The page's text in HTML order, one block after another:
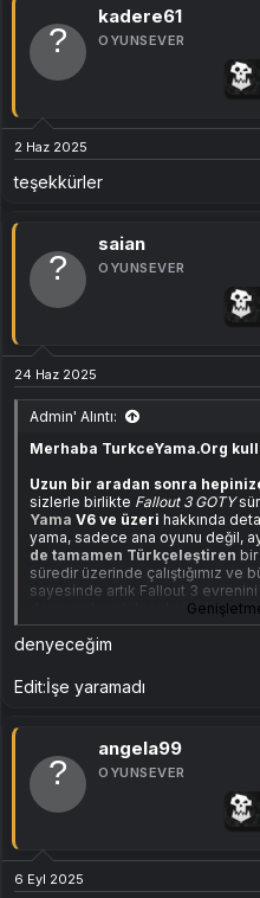
l
:
kadere61
OYUNSEVER
2 Haz 2025
teşekkürler
saian
OYUNSEVER
24 Haz 2025
Admin' Alıntı:
Merhaba TurkceYama.Org
Uzun bir aradan sonra
sizlerle birlikte Fallout 3 GOTY
Yama V6 ve üzeri hakkında
yama, sadece ana oyunu değil,
de tamamen Türkçeleştiren
süredir üzerinde çalıştığımız ve
sayesinde artık Fallout 3 evrenini
deneyimleyebileceksiniz!
Ekli dosyayı görüntüle 219
Yama,Epic Games, Steam ve
uyumluolarak hazırlandı. Bu
oynayın, oyununuzu eksiksiz bir
Çeviri sürecinde, oyundaki
tüm
ve menüler birebir Türkçeye
konuşmaları ve terminal
tamamen çevrilmiş durumda.
denyeceğim
Edit:İşe yaramadı
angela99
OYUNSEVER
6 Eyl 2025